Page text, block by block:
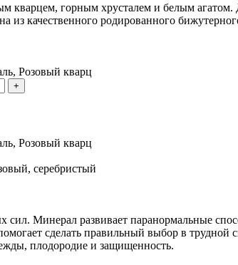
кварцем, горным хрусталем и белым
из качественного родированного
Розовый кварц
+
Розовый кварц
серебристый
сил. Минерал развивает паранормальные
сделать правильный выбор в
плодородие и защищенность.